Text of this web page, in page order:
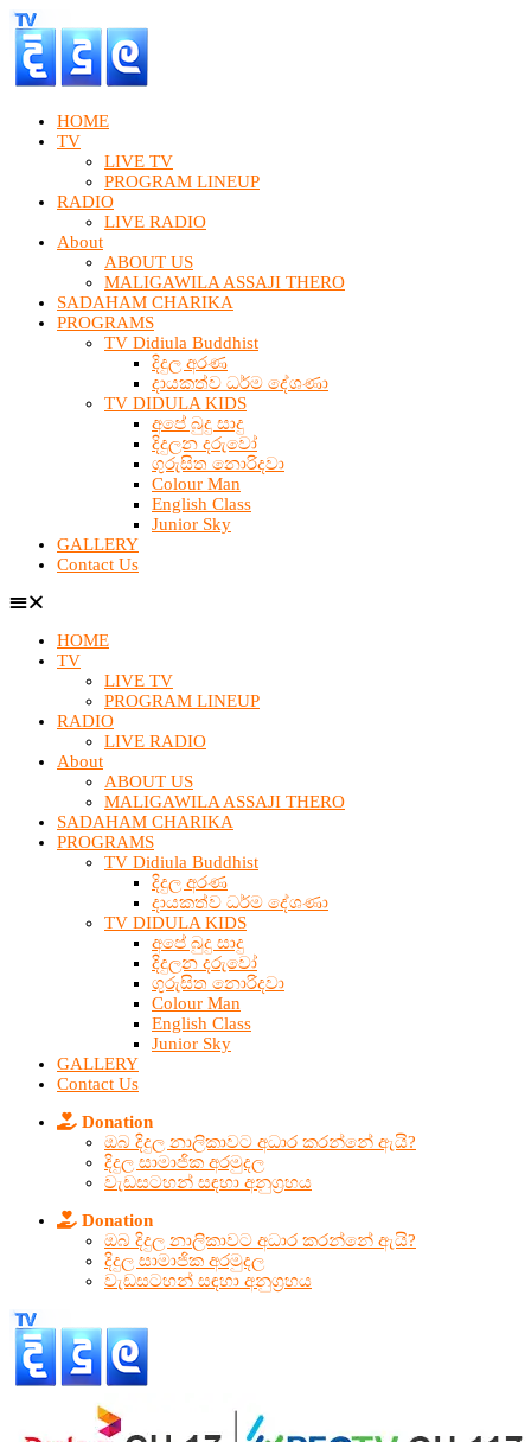
HOME
TV
LIVE TV
PROGRAM LINEUP
RADIO
LIVE RADIO
About
ABOUT US
MALIGAWILA ASSAJI THERO
SADAHAM CHARIKA
PROGRAMS
TV Didiula Buddhist
දිදුල අරණ
දායකත්ව ධර්ම දේශණා
TV DIDULA KIDS
අපේ බුදු සාදු
දිදුලන දරුවෝ
ගුරුසිත නොරිදවා
Colour Man
English Class
Junior Sky
GALLERY
Contact Us
HOME
TV
LIVE TV
PROGRAM LINEUP
RADIO
LIVE RADIO
About
ABOUT US
MALIGAWILA ASSAJI THERO
SADAHAM CHARIKA
PROGRAMS
TV Didiula Buddhist
දිදුල අරණ
දායකත්ව ධර්ම දේශණා
TV DIDULA KIDS
අපේ බුදු සාදු
දිදුලන දරුවෝ
ගුරුසිත නොරිදවා
Colour Man
English Class
Junior Sky
GALLERY
Contact Us
Donation
ඔබ දිදුල නාලිකාවට අධාර කරන්නේ ඇයි?
දිදුල සාමාජික අරමුදල
වැඩසටහන් සඳහා අනුග්‍රහය
Donation
ඔබ දිදුල නාලිකාවට අධාර කරන්නේ ඇයි?
දිදුල සාමාජික අරමුදල
වැඩසටහන් සඳහා අනුග්‍රහය